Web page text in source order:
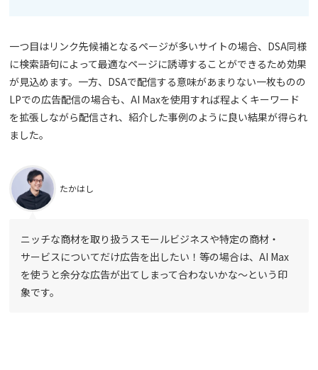
一つ目はリンク先候補となるページが多いサイトの場合、DSA同様
に検索語句によって最適なページに誘導することができるため効果
が見込めます。一方、DSAで配信する意味があまりない一枚ものの
LPでの広告配信の場合も、AI Maxを使用すれば程よくキーワード
を拡張しながら配信され、紹介した事例のように良い結果が得られ
ました。
たかはし
ニッチな商材を取り扱うスモールビジネスや特定の商材・
サービスについてだけ広告を出したい！等の場合は、AI Max
を使うと余分な広告が出てしまって合わないかな〜という印
象です。